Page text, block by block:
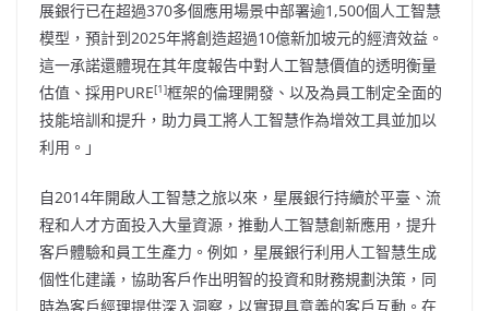
展銀行已在超過370多個應用場景中部署逾1,500個人工智慧
模型，預計到2025年將創造超過10億新加坡元的經濟效益。
這一承諾還體現在其年度報告中對人工智慧價值的透明衡量
估值、採用PURE[1]框架的倫理開發、以及為員工制定全面的
技能培訓和提升，助力員工將人工智慧作為增效工具並加以
利用。」
自2014年開啟人工智慧之旅以來，星展銀行持續於平臺、流
程和人才方面投入大量資源，推動人工智慧創新應用，提升
客戶體驗和員工生產力。例如，星展銀行利用人工智慧生成
個性化建議，協助客戶作出明智的投資和財務規劃決策，同
時為客戶經理提供深入洞察，以實現具意義的客戶互動。在